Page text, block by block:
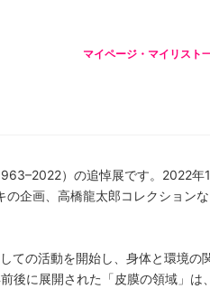
マイページ・マイリスト
）の追悼展です。2022
企画、高橋龍太郎コレクション
ての活動を開始し、身体と環境
後に展開された「皮膜の領域」